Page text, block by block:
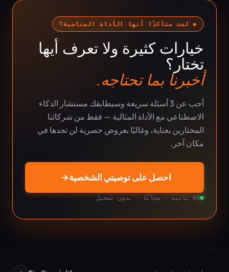
◆ لست متأكدًا أنها الأداة المناسبة؟
خيارات كثيرة ولا تعرف أيها
تختار؟
أخبرنا بما تحتاجه.
أجب عن 3 أسئلة سريعة وسيطابقك مستشار الذكاء
الاصطناعي مع الأداة المثالية — فقط من شركائنا
المختارين بعناية، وغالبًا بعروض حصرية لن تجدها في
مكان آخر.
احصل على توصيتي الشخصية→
60 ثانية · مجانًا · بدون تسجيل